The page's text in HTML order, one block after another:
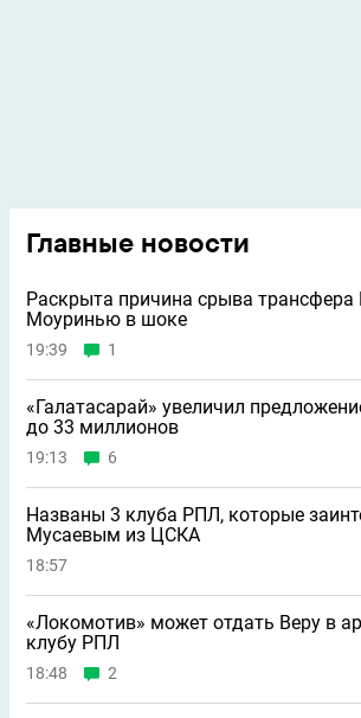
Главные новости
Раскрыта причина срыва трансфера
Моуринью в шоке
19:39 1
«Галатасарай» увеличил
до 33 миллионов
19:13 6
Названы 3 клуба РПЛ, которые
Мусаевым из ЦСКА
18:57
«Локомотив» может отдать Веру в
клубу РПЛ
18:48 2